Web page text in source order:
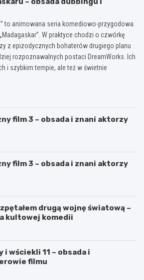
to animowana seria komediowo-przygodowa
W praktyce chodzi o czwórkę
z epizodycznych bohaterów drugiego planu
rozpoznawalnych postaci DreamWorks. Ich
i szybkim tempie, ale też w świetnie
film 3 – obsada i znani aktorzy
film 3 – obsada i znani aktorzy
drugą wojnę światową –
kultowej komedii
i wściekli 11 – obsada i
filmu